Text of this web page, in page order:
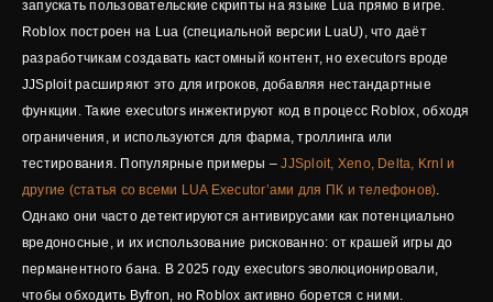
запускать пользовательские скрипты на языке Lua прямо в игре.
Roblox построен на Lua (специальной версии LuaU), что даёт
разработчикам создавать кастомный контент, но executors вроде
JJSploit расширяют это для игроков, добавляя нестандартные
функции. Такие executors инжектируют код в процесс Roblox, обходя
ограничения, и используются для фарма, троллинга или
тестирования. Популярные примеры – JJSploit, Xeno, Delta, Krnl и
другие (статья со всеми LUA Executor’ами для ПК и телефонов)
Однако они часто детектируются антивирусами как потенциально
вредоносные, и их использование рискованно: от крашей игры до
перманентного бана. В 2025 году executors эволюционировали,
чтобы обходить Byfron, но Roblox активно борется с ними.